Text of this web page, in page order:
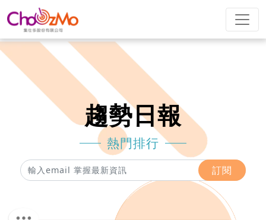
趨勢日報
熱門排行
訂閱